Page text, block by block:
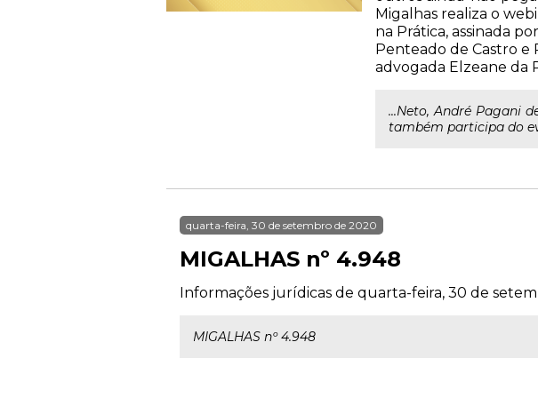
Migalhas realiza o
na Prática, assinada
Penteado de Castro e
advogada Elzeane da
...Neto, André Pagani
também participa do
quarta-feira, 30 de setembro de 2020
MIGALHAS nº 4.948
Informações jurídicas de quarta-feira, 30 de
MIGALHAS nº 4.948